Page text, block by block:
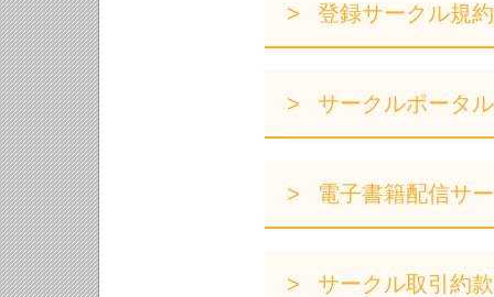
登録サークル規約
サークルポータ
電子書籍配信サ
サークル取引約款